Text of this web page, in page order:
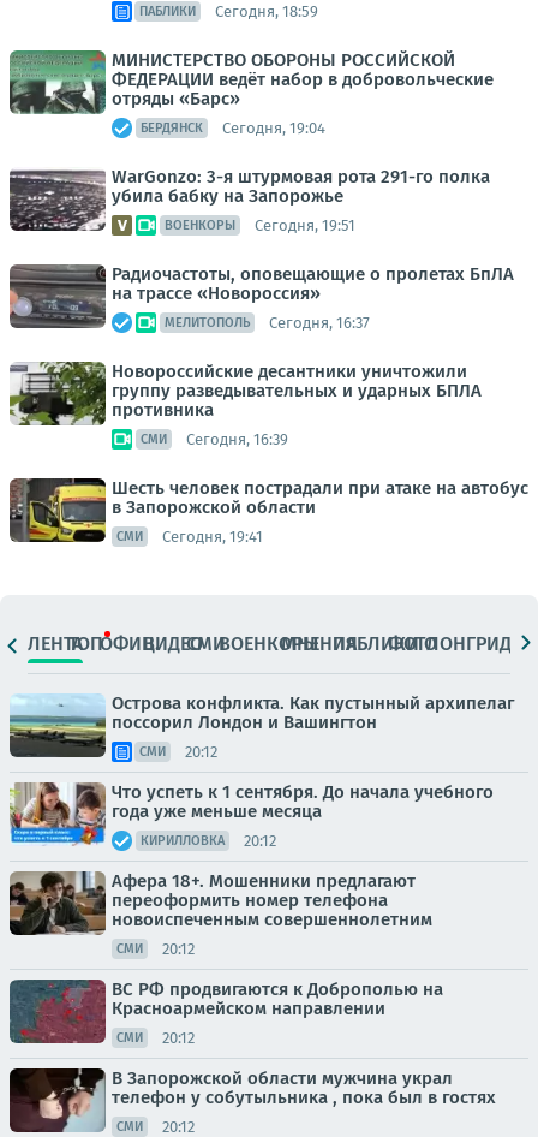
ПАБЛИКИ Сегодня, 18:59
МИНИСТЕРСТВО ОБОРОНЫ РОССИЙСКОЙ
ФЕДЕРАЦИИ ведёт набор в добровольческие
отряды «Барс»
БЕРДЯНСК Сегодня, 19:04
WarGonzo: 3-я штурмовая рота 291-го полка
убила бабку на Запорожье
ВОЕНКОРЫ Сегодня, 19:51
Радиочастоты, оповещающие о пролетах БпЛА
на трассе «Новороссия»
МЕЛИТОПОЛЬ Сегодня, 16:37
Новороссийские десантники уничтожили
группу разведывательных и ударных БПЛА
противника
СМИ Сегодня, 16:39
Шесть человек пострадали при атаке на автобус
в Запорожской области
СМИ Сегодня, 19:41
ЛЕНТАТОПОФИЦ.ВИДЕОСМИВОЕНКОРЫМНЕНИЯПАБЛИКИ
ФОТОЛОНГРИДЫ
Острова конфликта. Как пустынный архипелаг
поссорил Лондон и Вашингтон
СМИ 20:12
Что успеть к 1 сентября. До начала учебного
года уже меньше месяца
КИРИЛЛОВКА 20:12
Афера 18+. Мошенники предлагают
переоформить номер телефона
новоиспеченным совершеннолетним
СМИ 20:12
ВС РФ продвигаются к Доброполью на
Красноармейском направлении
СМИ 20:12
В Запорожской области мужчина украл
телефон у собутыльника , пока был в гостях
СМИ 20:12